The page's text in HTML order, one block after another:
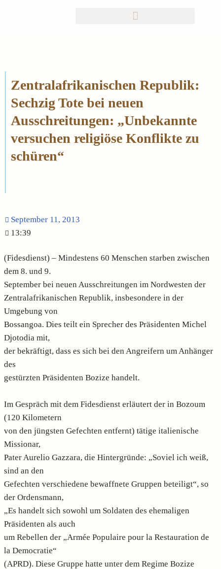
Zentralafrikanischen Republik:
Sechzig Tote bei neuen
Ausschreitungen: „Unbekannte
versuchen religiöse Konflikte zu
schüren“
September 11, 2013
13:39
(Fidesdienst) – Mindestens 60 Menschen starben zwischen
dem 8. und 9.
September bei neuen Ausschreitungen im Nordwesten der
Zentralafrikanischen Republik, insbesondere in der
Umgebung von
Bossangoa. Dies teilt ein Sprecher des Präsidenten Michel
Djotodia mit,
der bekräftigt, dass es sich bei den Angreifern um Anhänger
des
gestürzten Präsidenten Bozize handelt.
Im Gespräch mit dem Fidesdienst erläutert der in Bozoum
(120 Kilometern
von den jüngsten Gefechten entfernt) tätige italienische
Missionar,
Pater Aurelio Gazzara, die Hintergründe: „Soviel ich weiß,
sind an den
Gefechten verschiedene bewaffnete Gruppen beteiligt“, so
der Ordensmann,
„Es handelt sich sowohl um Soldaten des ehemaligen
Präsidenten als auch
um Rebellen der „Armée Populaire pour la Restauration de
la Democratie“
(APRD). Diese Gruppe hatte unter dem Regime Bozize